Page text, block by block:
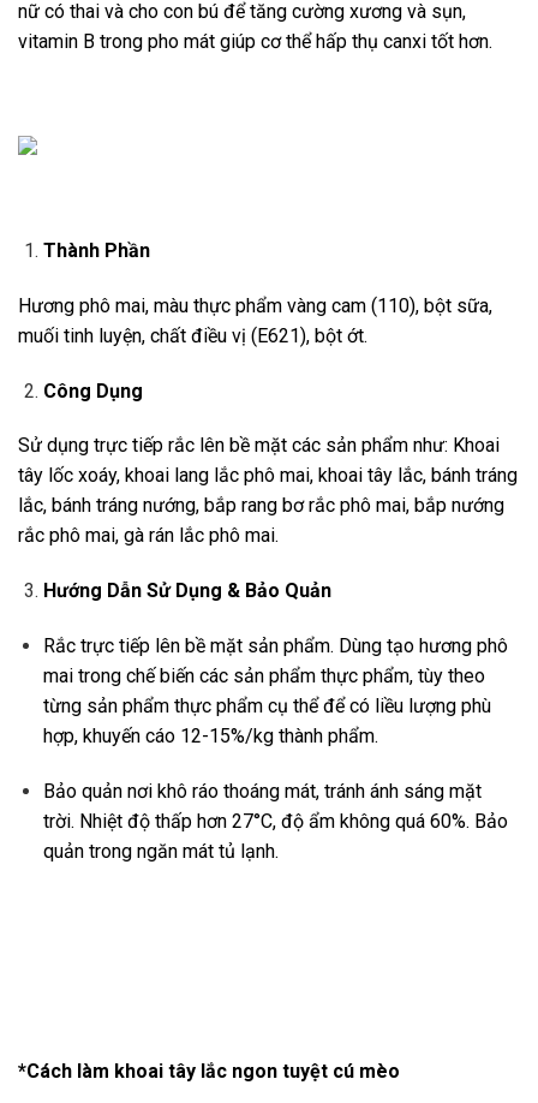
nữ có thai và cho con bú để tăng cường xương và sụn,
vitamin B trong pho mát giúp cơ thể hấp thụ canxi tốt hơn.
Thành Phần
Hương phô mai, màu thực phẩm vàng cam (110), bột sữa,
muối tinh luyện, chất điều vị (E621), bột ớt.
Công Dụng
Sử dụng trực tiếp rắc lên bề mặt các sản phẩm như: Khoai
tây lốc xoáy, khoai lang lắc phô mai, khoai tây lắc, bánh tráng
lắc, bánh tráng nướng, bắp rang bơ rắc phô mai, bắp nướng
rắc phô mai, gà rán lắc phô mai.
Hướng Dẫn Sử Dụng & Bảo Quản
Rắc trực tiếp lên bề mặt sản phẩm. Dùng tạo hương phô
mai trong chế biến các sản phẩm thực phẩm, tùy theo
từng sản phẩm thực phẩm cụ thể để có liều lượng phù
hợp, khuyến cáo 12-15%/kg thành phẩm.
Bảo quản nơi khô ráo thoáng mát, tránh ánh sáng mặt
trời. Nhiệt độ thấp hơn 27°C, độ ẩm không quá 60%. Bảo
quản trong ngăn mát tủ lạnh.
*Cách làm khoai tây lắc ngon tuyệt cú mèo